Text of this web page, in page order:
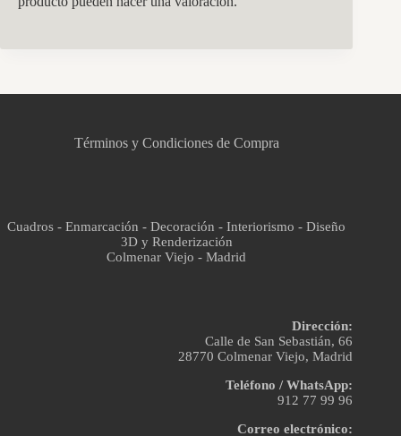
Términos y Condiciones de Compra
Cuadros - Enmarcación - Decoración - Interiorismo - Diseño
3D y Renderización
Colmenar Viejo - Madrid
Dirección:
Calle de San Sebastián, 66
28770 Colmenar Viejo, Madrid
Teléfono / WhatsApp:
912 77 99 96
Correo electrónico:
Asistente virtual · En línea